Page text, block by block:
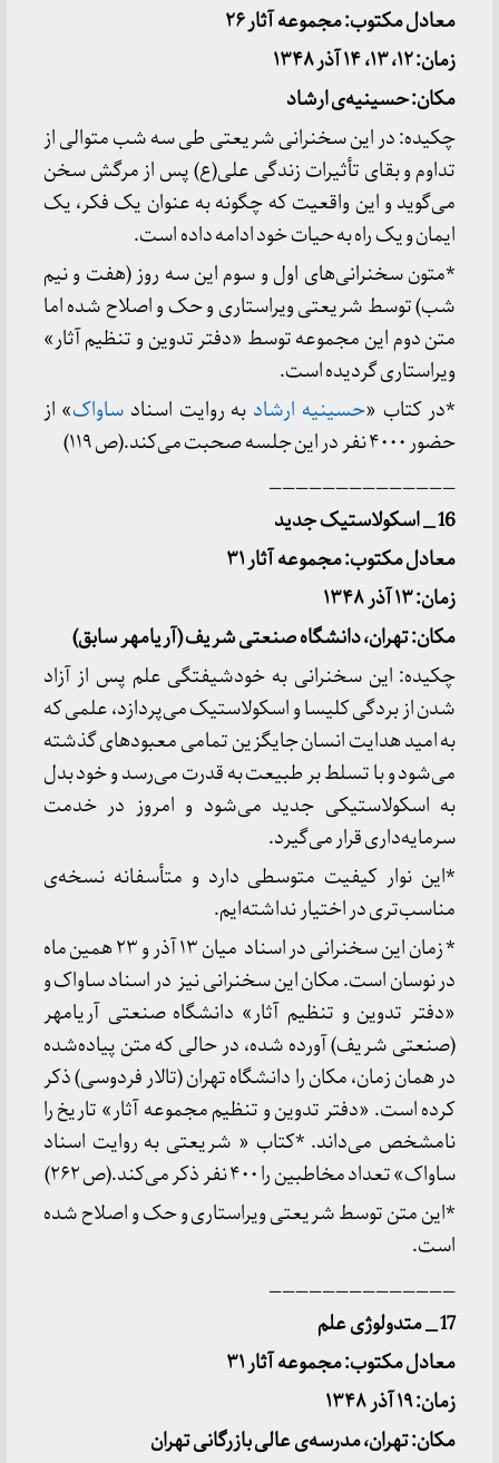
معادل مکتوب: مجموعه آثار ۲۶
زمان: ۱۲، ۱۳، ۱۴ آذر ۱۳۴۸
مکان: حسینیهی ارشاد
چکیده: در این سخنرانی شریعتی طی سه شب متوالی از
تداوم و بقای تأثیرات زندگی علی(ع) پس از مرگش سخن
می‌گوید و این واقعیت که چگونه به عنوان یک فکر، یک
ایمان و یک راه به حیات خود ادامه داده است.
*متون سخنرانی‌های اول و سوم این سه روز (هفت و نیم
شب) توسط شریعتی ویراستاری و حک و اصلاح شده اما
متن دوم این مجموعه توسط «دفتر تدوین و تنظیم آثار»
ویراستاری گردیده است.
*در کتاب «حسینیه ارشاد به روایت اسناد ساواک» از
حضور ۴۰۰۰ نفر در این جلسه صحبت می‌کند.(ص ۱۱۹)
______________
16 _ اسکولاستیک جدید
معادل مکتوب: مجموعه آثار ۳۱
زمان: ۱۳ آذر ۱۳۴۸
مکان: تهران، دانشگاه صنعتی شریف (آریامهر سابق)
چکیده: این سخنرانی به خودشیفتگی علم پس از آزاد
شدن از بردگی کلیسا و اسکولاستیک می‌پردازد، علمی که
به امید هدایت انسان جایگزین تمامی معبودها‌ی گذشته
می‌شود و با تسلط بر طبیعت به قدرت می‌رسد و خود بدل
به اسکولاستیکی جدید می‌شود و امروز در خدمت
سرمایه‌داری قرار می‌گیرد.
*این نوار کیفیت متوسطی دارد و متأسفانه نسخه‌ی
مناسب‌تری در اختیار نداشته‌ایم.
* زمان این سخنرانی در اسناد میان ۱۳ آذر و ۲۳ همین ماه
در نوسان است. مکان این سخنرانی نیز در اسناد ساواک و
«دفتر تدوین و تنظیم آثار» دانشگاه صنعتی آریامهر
(صنعتی شریف) آورده شده، در حالی که متن پیاده‌شده
در همان زمان، مکان را دانشگاه تهران (تالار فردوسی) ذکر
کرده است. «دفتر تدوین و تنظیم مجموعه آثار» تاریخ را
نامشخص می‌داند. *کتاب « شریعتی به روایت اسناد
ساواک» تعداد مخاطبین را ۴۰۰ نفر ذکر می‌کند.(ص ۲۶۲)
*این متن توسط شریعتی ویراستاری و حک و اصلاح شده
است.
______________
17 _ متدولوژی علم
معادل مکتوب: مجموعه آثار ۳۱
زمان: ۱۹ آذر ۱۳۴۸
مکان: تهران، مدرسهی عالی بازرگانی تهران